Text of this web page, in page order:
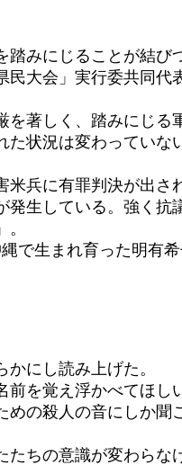
みにじることが結び
大会」実行委共同代
著しく、踏みにじる
状況は変わっていな
兵に有罪判決が出さ
生している。強く抗
生まれ育った明有希
にし読み上げた。
を覚え浮かべてほし
の殺人の音にしか聞
ちの意識が変わらな